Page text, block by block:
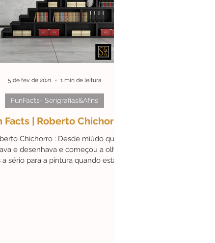
#Parcerias
Facts | Roberto Chichorro
Chichorro : Desde miúdo que
e desenhava e começou a olhar
a sério para a pintura quando estava
FunFacts- Serigrafias&Afins
5 de fev. de 2021 1 min de leitura